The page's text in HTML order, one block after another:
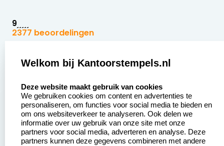
9
2377 beoordelingen
Zakelijk:
Aanvraag op maat
Betaling &
Verzending
Wederverkoper
worden
Klantenservice:
Contact opnemen
Veel gestelde vragen
Retourneren
Herroepingsrecht
Welkom bij Kantoorstempels.nl
Deze website maakt gebruik van cookies
We gebruiken cookies om content en advertenties te
personaliseren, om functies voor social media te bieden en
om ons websiteverkeer te analyseren. Ook delen we
informatie over uw gebruik van onze site met onze
partners voor social media, adverteren en analyse. Deze
partners kunnen deze gegevens combineren met andere